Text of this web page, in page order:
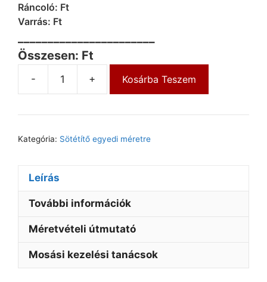
Ráncoló: Ft
Varrás: Ft
Összesen: Ft
- + Kosárba Teszem
Kategória: Sötétítő egyedi méretre
Leírás
További információk
Méretvételi útmutató
Mosási kezelési tanácsok